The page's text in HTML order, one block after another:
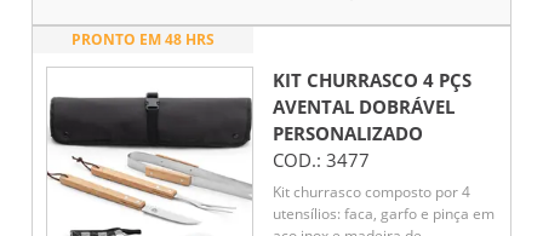
PRONTO EM 48 HRS
KIT CHURRASCO 4 PÇS
AVENTAL DOBRÁVEL
PERSONALIZADO
COD.: 3477
Kit churrasco composto por 4
utensílios: faca, garfo e pinça em